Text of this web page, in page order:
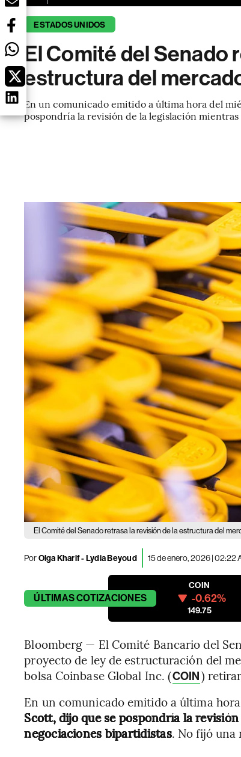
ESTADOS UNIDOS
El Comité del Senado
estructura del
En un comunicado emitido a última hora del
pospondría la revisión de la legislación
El Comité del Senado retrasa la revisión de la estructura del
PorOlga Kharif - Lydia Beyoud 15 de enero, 2026 | 02:22
ÚLTIMASCOTIZACIONES
COIN
-0.62%
149.75
Bloomberg — El Comité Bancario del
proyecto de ley de estructuración del
bolsa Coinbase Global Inc. (COIN)
En un comunicado emitido a última
Scott, dijo que se pospondría la
negociaciones bipartidistas. No fijó una